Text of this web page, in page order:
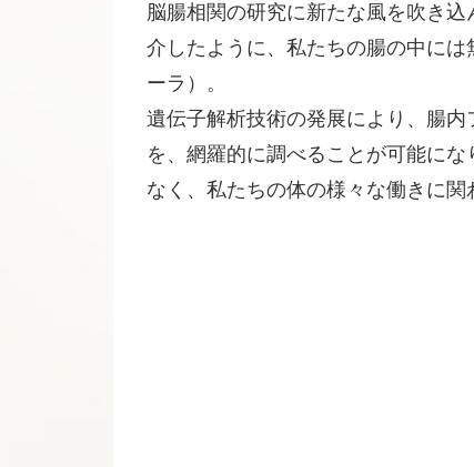
脳腸相関の研究に新たな風を吹き
介したように、私たちの腸の中に
ーラ）。
遺伝子解析技術の発展により、腸
を、網羅的に調べることが可能に
なく、私たちの体の様々な働きに関